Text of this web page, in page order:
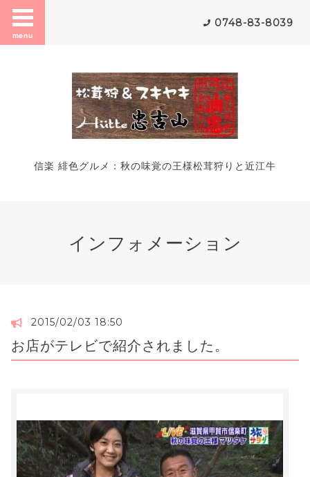
menu
0748-83-8039
信楽 緋色グルメ：秋の味覚の王様松茸狩りと近江牛
インフォメーション
2015/02/03 18:50
お店がテレビで紹介されました。